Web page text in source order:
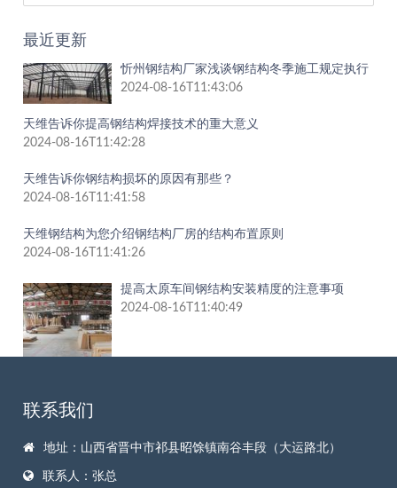
最近更新
忻州钢结构厂家浅谈钢结构冬季施工规定执行
2024-08-16T11:43:06
天维告诉你提高钢结构焊接技术的重大意义
2024-08-16T11:42:28
天维告诉你钢结构损坏的原因有那些？
2024-08-16T11:41:58
天维钢结构为您介绍钢结构厂房的结构布置原则
2024-08-16T11:41:26
提高太原车间钢结构安装精度的注意事项
2024-08-16T11:40:49
联系我们
地址：山西省晋中市祁县昭馀镇南谷丰段（大运路北）
联系人：张总